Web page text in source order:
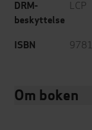
DRM-
beskyttelse
LCP
ISBN
Om boken